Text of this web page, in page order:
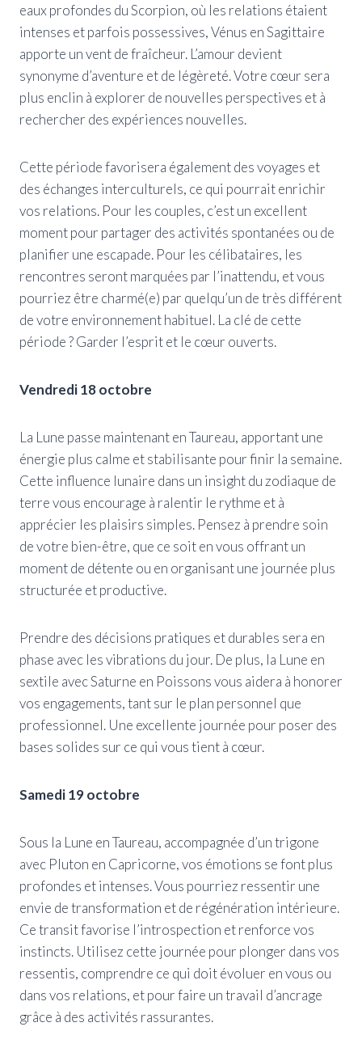
eaux profondes du Scorpion, où les relations étaient
intenses et parfois possessives, Vénus en Sagittaire
apporte un vent de fraîcheur. L’amour devient
synonyme d’aventure et de légèreté. Votre cœur sera
plus enclin à explorer de nouvelles perspectives et à
rechercher des expériences nouvelles.
Cette période favorisera également des voyages et
des échanges interculturels, ce qui pourrait enrichir
vos relations. Pour les couples, c’est un excellent
moment pour partager des activités spontanées ou de
planifier une escapade. Pour les célibataires, les
rencontres seront marquées par l’inattendu, et vous
pourriez être charmé(e) par quelqu’un de très différent
de votre environnement habituel. La clé de cette
période ? Garder l’esprit et le cœur ouverts.
Vendredi 18 octobre
La Lune passe maintenant en Taureau, apportant une
énergie plus calme et stabilisante pour finir la semaine.
Cette influence lunaire dans un insight du zodiaque de
terre vous encourage à ralentir le rythme et à
apprécier les plaisirs simples. Pensez à prendre soin
de votre bien-être, que ce soit en vous offrant un
moment de détente ou en organisant une journée plus
structurée et productive.
Prendre des décisions pratiques et durables sera en
phase avec les vibrations du jour. De plus, la Lune en
sextile avec Saturne en Poissons vous aidera à honorer
vos engagements, tant sur le plan personnel que
professionnel. Une excellente journée pour poser des
bases solides sur ce qui vous tient à cœur.
Samedi 19 octobre
Sous la Lune en Taureau, accompagnée d’un trigone
avec Pluton en Capricorne, vos émotions se font plus
profondes et intenses. Vous pourriez ressentir une
envie de transformation et de régénération intérieure.
Ce transit favorise l’introspection et renforce vos
instincts. Utilisez cette journée pour plonger dans vos
ressentis, comprendre ce qui doit évoluer en vous ou
dans vos relations, et pour faire un travail d’ancrage
grâce à des activités rassurantes.